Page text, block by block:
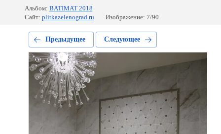
Альбом: BATIMAT 2018
Сайт: plitkazelenograd.ru Изображение: 7/90
Предыдущее Следующее